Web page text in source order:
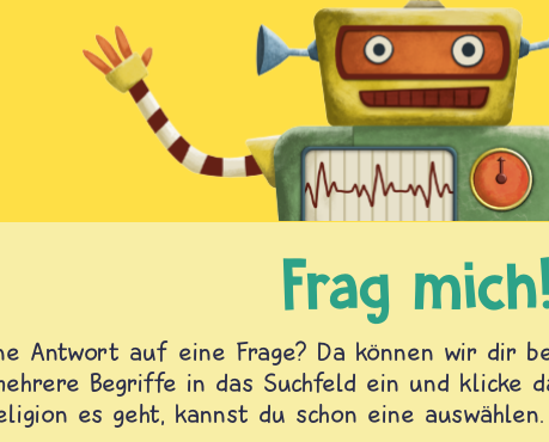
Frag
Antwort auf eine Frage? Da können wir dir
Begriffe in das Suchfeld ein und klicke
es geht, kannst du schon eine auswählen.